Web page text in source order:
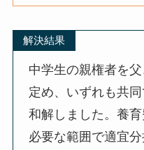
解決結果
中学生の親権者を
定め、いずれも共
和解しました。養
必要な範囲で適宜